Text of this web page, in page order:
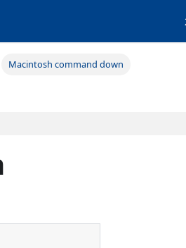
Macintosh command down